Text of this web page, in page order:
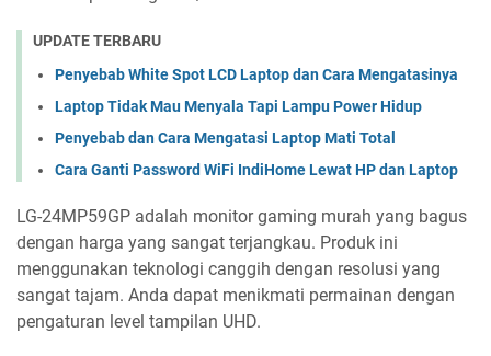
UPDATE TERBARU
Penyebab White Spot LCD Laptop dan Cara Mengatasinya
Laptop Tidak Mau Menyala Tapi Lampu Power Hidup
Penyebab dan Cara Mengatasi Laptop Mati Total
Cara Ganti Password WiFi IndiHome Lewat HP dan Laptop
LG-24MP59GP adalah monitor gaming murah yang bagus
dengan harga yang sangat terjangkau. Produk ini
menggunakan teknologi canggih dengan resolusi yang
sangat tajam. Anda dapat menikmati permainan dengan
pengaturan level tampilan UHD.